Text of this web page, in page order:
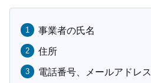
事業者の氏名
住所
電話番号、メールアドレス